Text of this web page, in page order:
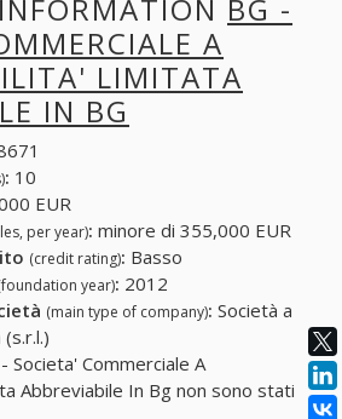
BG -
A
LIMITATA
IN BG
: 10
EUR
per year): minore di 355,000 EUR
(credit rating): Basso
year): 2012
(main type of company): Società a
Commerciale A
Abbreviabile In Bg non sono stati